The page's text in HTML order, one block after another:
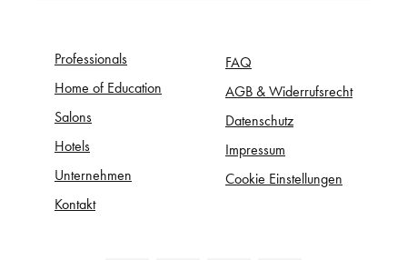
Professionals
Home of Education
Salons
Hotels
Unternehmen
Kontakt
FAQ
AGB & Widerrufsrecht
Datenschutz
Impressum
Cookie Einstellungen